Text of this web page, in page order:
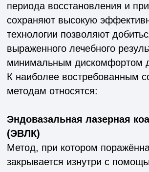
методам относятся:
Эндовазальная лазерная коагуляция
(ЭВЛК)
Метод, при котором поражённая вена
закрывается изнутри с помощью лазера.
Процедура выполняется без разрезов и
проходит под контролем ультразвукового
Удаление варикозных вен через небольшие
проколы кожи. Метод эффективно устраняет
как функциональные нарушения, так и
выраженные косметические дефекты.
Комбинированные методики